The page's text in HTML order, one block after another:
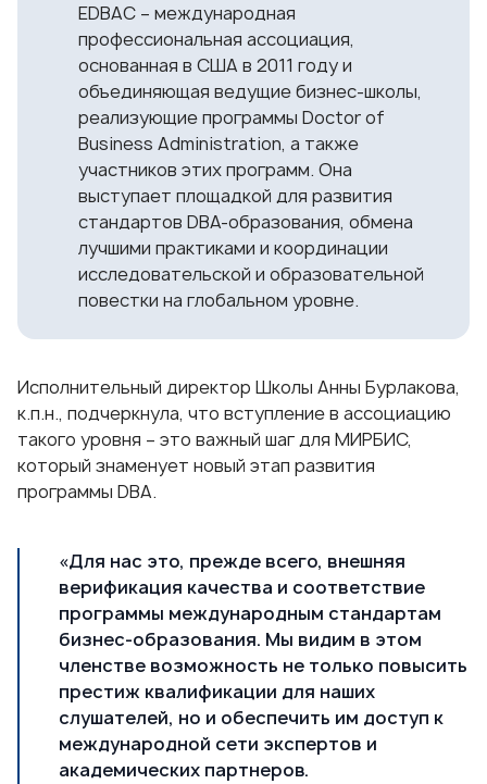
EDBAC – международная
профессиональная ассоциация,
основанная в США в 2011 году и
объединяющая ведущие бизнес-школы,
реализующие программы Doctor of
Business Administration, а также
участников этих программ. Она
выступает площадкой для развития
стандартов DBA-образования, обмена
лучшими практиками и координации
исследовательской и образовательной
повестки на глобальном уровне.
Исполнительный директор Школы Анны Бурлакова,
к.п.н., подчеркнула, что вступление в ассоциацию
такого уровня – это важный шаг для МИРБИС,
который знаменует новый этап развития
программы DBA.
«Для нас это, прежде всего, внешняя
верификация качества и соответствие
программы международным стандартам
бизнес-образования. Мы видим в этом
членстве возможность не только повысить
престиж квалификации для наших
слушателей, но и обеспечить им доступ к
международной сети экспертов и
академических партнеров.